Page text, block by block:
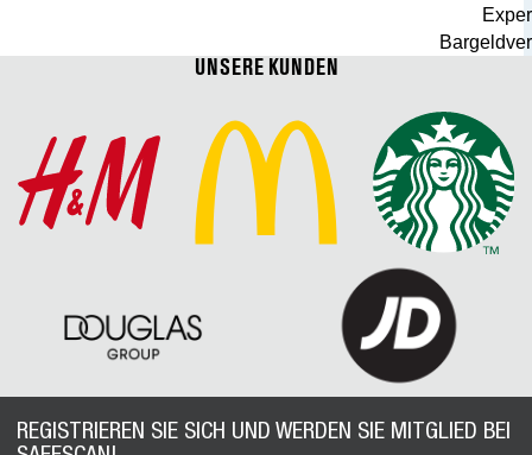
UNSERE KUNDEN
REGISTRIEREN SIE SICH UND WERDEN SIE MITGLIED BEI